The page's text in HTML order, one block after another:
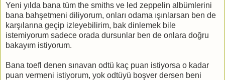
Yeni yılda bana tüm the smiths ve led zeppelin albümlerini
bana bahşetmeni diliyorum, onları odama ışınlarsan ben de
karşılarına geçip izleyebilirim, bak dinlemek bile
istemiyorum sadece orada dursunlar ben de onlara doğru
bakayım istiyorum.
Bana toefl denen sınavan odtü kaç puan istiyorsa o kadar
puan vermeni istiyorum, yok odtüyü boşver dersen beni